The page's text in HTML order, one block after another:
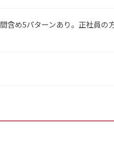
含め5パターンあり。正社員の